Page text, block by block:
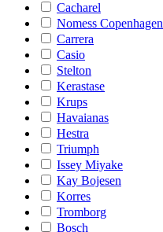
Cacharel
Nomess Copenhagen
Carrera
Casio
Stelton
Kerastase
Krups
Havaianas
Hestra
Triumph
Issey Miyake
Kay Bojesen
Korres
Tromborg
Bosch